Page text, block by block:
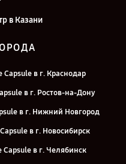
в Казани
Capsule в г. Краснодар
в г. Ростов-на-Дону
в г. Нижний Новгород
в г. Новосибирск
Capsule в г. Челябинск